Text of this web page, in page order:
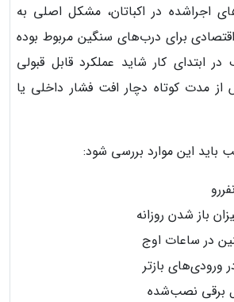
اجراشده در اکباتان، مشکل اصلی به
برای درب‌های سنگین مربوط بوده
ابتدای کار شاید عملکرد قابل قبولی
از مدت کوتاه دچار افت فشار داخلی یا
باید این موارد بررسی شود:
باز شدن روزانه
در ساعات اوج
ورودی‌های بازتر
برقی نصب‌شده